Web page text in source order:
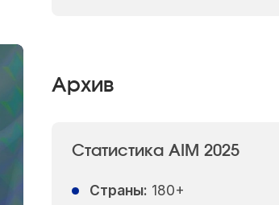
Архив
Статистика AIM 2025
Страны: 180+